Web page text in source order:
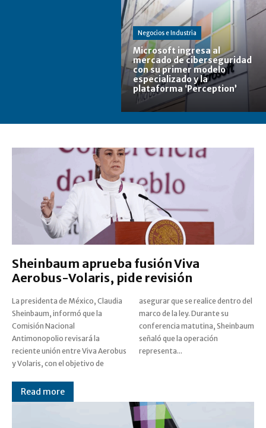
Negocios e Industria
Microsoft ingresa al
mercado de ciberseguridad
con su primer modelo
especializado y la
plataforma ‘Perception’
Sheinbaum aprueba fusión Viva
Aerobus-Volaris, pide revisión
La presidenta de México, Claudia
Sheinbaum, informó que la
Comisión Nacional
Antimonopolio revisará la
reciente unión entre Viva Aerobus
y Volaris, con el objetivo de
asegurar que se realice dentro del
marco de la ley. Durante su
conferencia matutina, Sheinbaum
señaló que la operación
representa...
Read more